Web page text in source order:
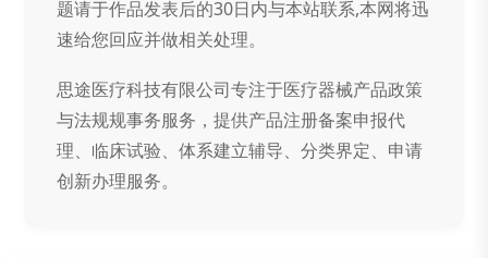
题请于作品发表后的30日内与本站联系,本网将迅
速给您回应并做相关处理。
思途医疗科技有限公司专注于医疗器械产品政策
与法规规事务服务，提供产品注册备案申报代
理、临床试验、体系建立辅导、分类界定、申请
创新办理服务。